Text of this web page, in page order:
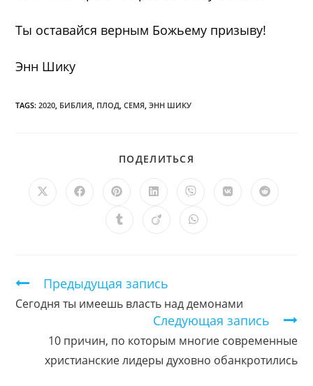
Ты оставайся верным Божьему призыву!
Энн Шику
TAGS:2020, БИБЛИЯ, ПЛОД, СЕМЯ, ЭНН ШИКУ
ПОДЕЛИТЬСЯ
Открывается
Открывается
новом
Открывается
в
новом
Открывается
в
новом
Открывается
в
новом
Открывается
Открывается
ОткрываетсяОткрывается
Продолжить
чтение
Предыдущая запись
Сегодня ты имеешь власть над демонами
Следующая запись
10 причин, по которым многие современные
христианские лидеры духовно обанкротились